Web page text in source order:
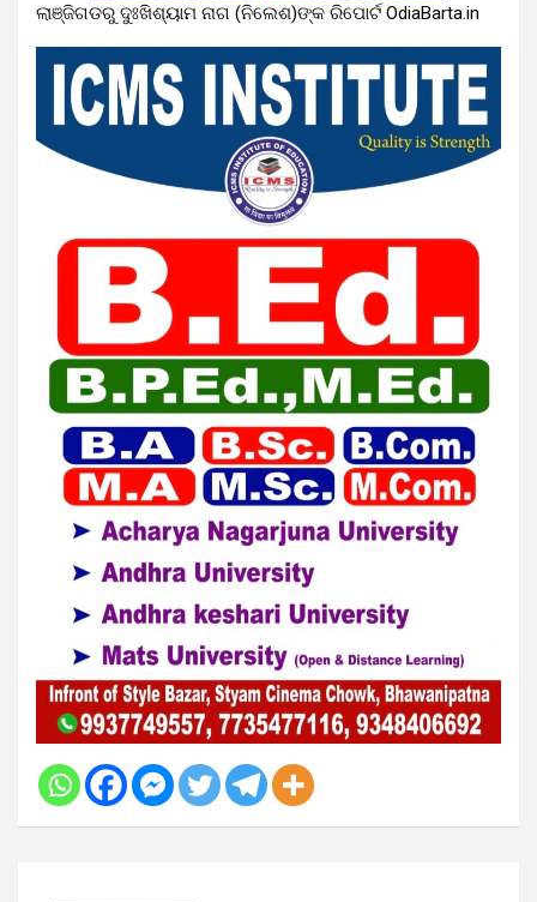
ଲାଞ୍ଜିଗଡରୁ ଦୁଃଖିଶ୍ୟାମ ନାଗ (ନିଲେଶ)ଙ୍କ ରିପୋର୍ଟ OdiaBarta.in